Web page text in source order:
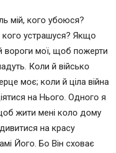
мій, кого убоюся?
устрашуся? Якщо
вороги мої, щоб пожерти
Коли й військо
моє; коли й ціла війна
на Нього. Одного я
жити мені коло дому
на красу
Його. Бо Він сховає